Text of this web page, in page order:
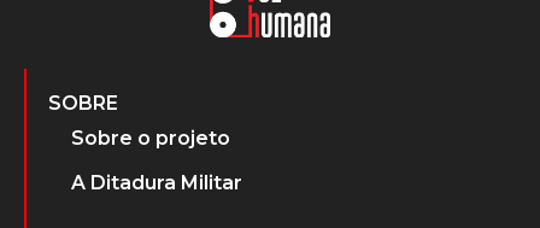
SOBRE
Sobre o projeto
A Ditadura Militar